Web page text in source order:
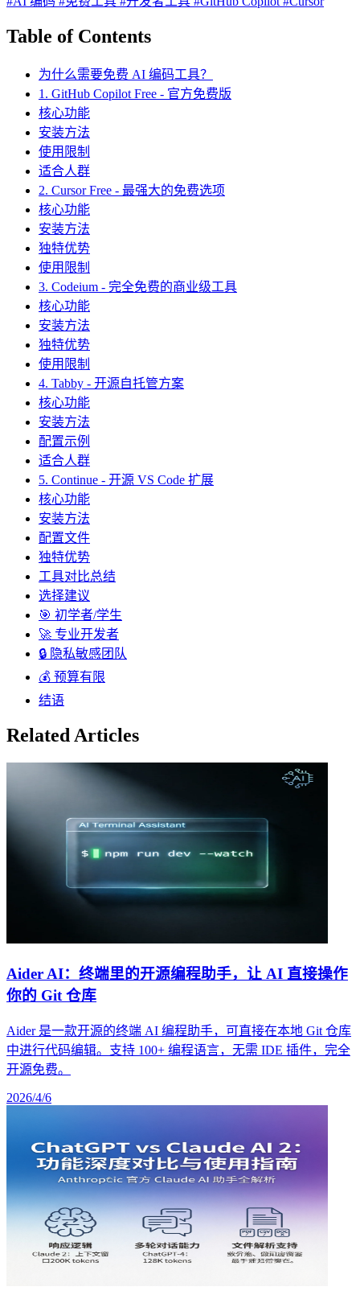
Table of Contents
为什么需要免费 AI 编码工具？
1. GitHub Copilot Free - 官方免费版
核心功能
安装方法
使用限制
适合人群
2. Cursor Free - 最强大的免费选项
核心功能
安装方法
独特优势
使用限制
3. Codeium - 完全免费的商业级工具
核心功能
安装方法
独特优势
使用限制
4. Tabby - 开源自托管方案
核心功能
安装方法
配置示例
适合人群
5. Continue - 开源 VS Code 扩展
核心功能
安装方法
配置文件
独特优势
工具对比总结
选择建议
🎯 初学者/学生
🚀 专业开发者
🔒 隐私敏感团队
💰 预算有限
结语
Related Articles
Aider AI：终端里的开源编程助手，让 AI 直接操作
你的 Git 仓库
Aider 是一款开源的终端 AI 编程助手，可直接在本地 Git 仓库
中进行代码编辑。支持 100+ 编程语言，无需 IDE 插件，完全
开源免费。
2026/4/6